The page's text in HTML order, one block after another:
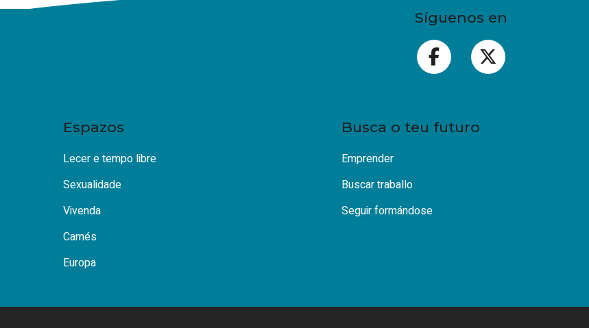
Síguenos en
Espazos
Lecer e tempo libre
Sexualidade
Vivenda
Carnés
Europa
Busca o teu futuro
Emprender
Buscar traballo
Seguir formándose